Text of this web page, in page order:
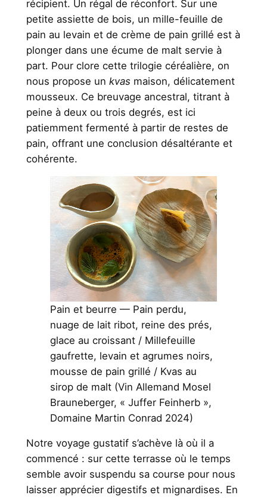
récipient. Un régal de réconfort. Sur une
petite assiette de bois, un mille-feuille de
pain au levain et de crème de pain grillé est à
plonger dans une écume de malt servie à
part. Pour clore cette trilogie céréalière, on
nous propose un kvas maison, délicatement
mousseux. Ce breuvage ancestral, titrant à
peine à deux ou trois degrés, est ici
patiemment fermenté à partir de restes de
pain, offrant une conclusion désaltérante et
cohérente.
Pain et beurre — Pain perdu,
nuage de lait ribot, reine des prés,
glace au croissant / Millefeuille
gaufrette, levain et agrumes noirs,
mousse de pain grillé / Kvas au
sirop de malt (Vin Allemand Mosel
Brauneberger, « Juffer Feinherb »,
Domaine Martin Conrad 2024)
Notre voyage gustatif s’achève là où il a
commencé : sur cette terrasse où le temps
semble avoir suspendu sa course pour nous
laisser apprécier digestifs et mignardises. En